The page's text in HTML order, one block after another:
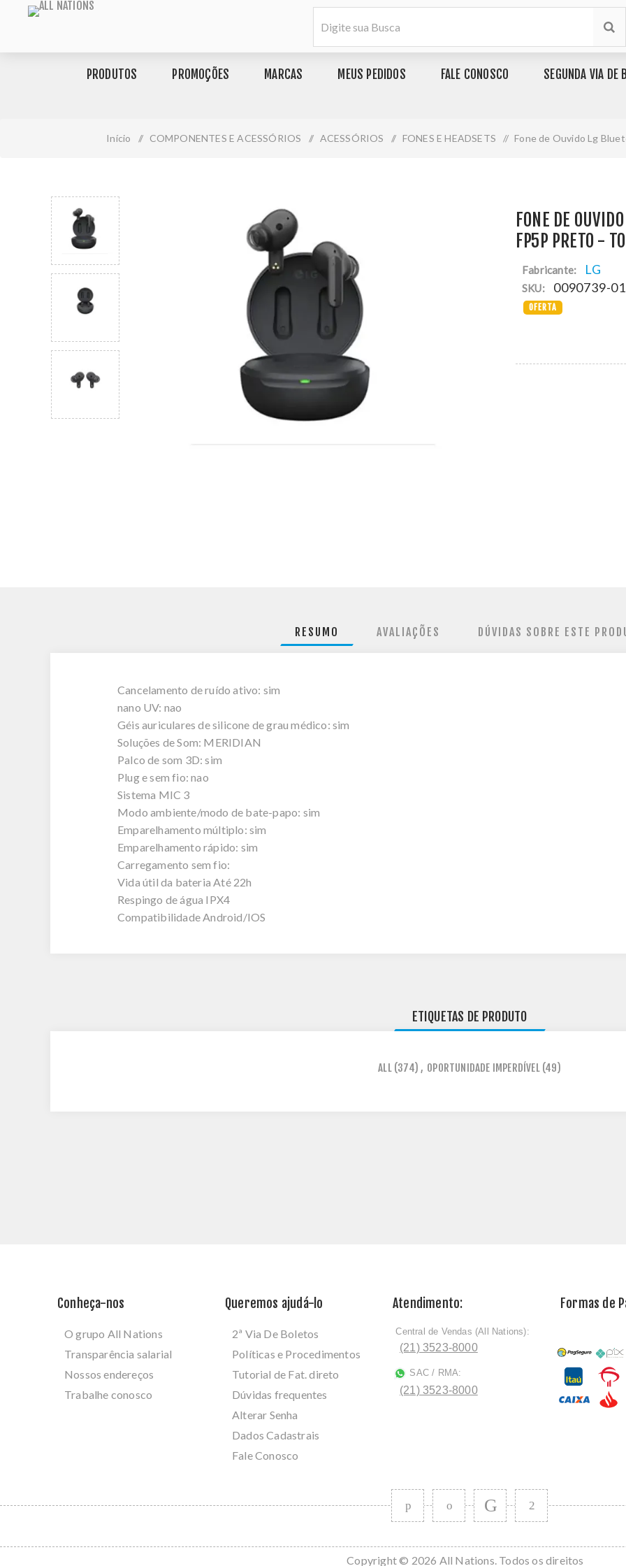
PRODUTOS PROMOÇÕES MARCAS MEUS PEDIDOS FALE CONOSCO SEGUNDA VIA DE
Início / COMPONENTES E ACESSÓRIOS / ACESSÓRIOS / FONES E HEADSETS / Fone de Ouvido Lg
FONE DE
FP5P PRETO -
Fabricante: LG
SKU: 0090739-01
OFERTA
RESUMO AVALIAÇÕES DÚVIDAS SOBRE ESTE
Cancelamento de ruído ativo: sim
nano UV: nao
Géis auriculares de silicone de grau médico: sim
Soluções de Som: MERIDIAN
Palco de som 3D: sim
Plug e sem fio: nao
Sistema MIC 3
Modo ambiente/modo de bate-papo: sim
Emparelhamento múltiplo: sim
Emparelhamento rápido: sim
Carregamento sem fio:
Vida útil da bateria Até 22h
Respingo de água IPX4
Compatibilidade Android/IOS
ETIQUETAS DE PRODUTO
ALL (374) , OPORTUNIDADE IMPERDÍVEL (49)
Conheça-nos
O grupo All Nations
Transparência salarial
Nossos endereços
Trabalhe conosco
Queremos ajudá-lo
2ª Via De Boletos
Políticas e Procedimentos
Tutorial de Fat. direto
Dúvidas frequentes
Alterar Senha
Dados Cadastrais
Fale Conosco
Atendimento:
ﾠCentral de Vendas (All Nations):
(21) 3523-8000
SAC / RMA:
(21) 3523-8000
Formas de
Copyright © 2026 All Nations. Todos os direitos